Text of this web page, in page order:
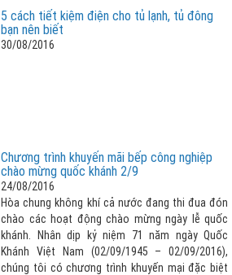
5 cách tiết kiệm điện cho tủ lạnh, tủ đông
bạn nên biết
30/08/2016
Chương trình khuyến mãi bếp công nghiệp
chào mừng quốc khánh 2/9
24/08/2016
Hòa chung không khí cả nước đang thi đua đón
chào các hoạt động chào mừng ngày lễ quốc
khánh. Nhân dịp kỷ niệm 71 năm ngày Quốc
Khánh Việt Nam (02/09/1945 – 02/09/2016),
chúng tôi có chương trình khuyến mại đặc biệt